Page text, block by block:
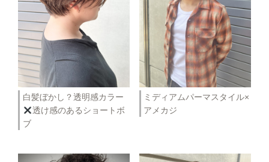
白髪ぼかし？透明感カラー
透け感のあるショートボ
ブ
ミディアムパーマスタイル×
アメカジ